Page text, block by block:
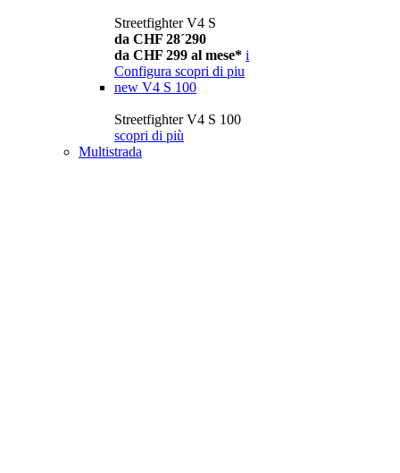
Streetfighter V4 S
da CHF 28´290
da CHF 299 al mese* i
Configura scopri di piu
new V4 S 100
Streetfighter V4 S 100
scopri di più
Multistrada